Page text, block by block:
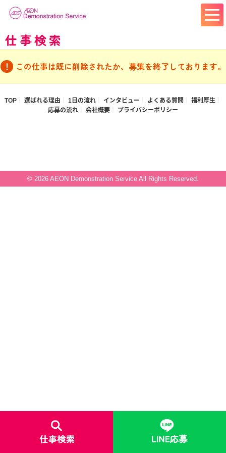
仕事検索
この仕事は既に削除されたか、募集を終了しております。
TOP 選ばれる理由 1日の流れ インタビュー よくある質問
福利厚生
応募の流れ
会社概要 プライバシーポリシー
© 2026 AEON Demonstration Service All Rights Reserved.